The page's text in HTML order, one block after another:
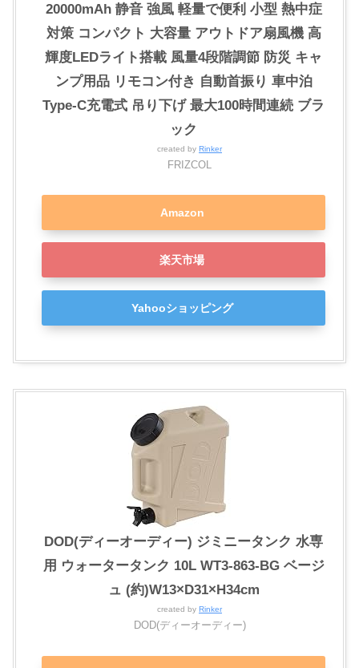
20000mAh 静音 強風 軽量で便利 小型 熱中症
対策 コンパクト 大容量 アウトドア扇風機 高
輝度LEDライト搭載 風量4段階調節 防災 キャ
ンプ用品 リモコン付き 自動首振り 車中泊
Type-C充電式 吊り下げ 最大100時間連続 ブラ
ック
created by Rinker
FRIZCOL
Amazon
楽天市場
Yahooショッピング
DOD(ディーオーディー) ジミニータンク 水専
用 ウォータータンク 10L WT3-863-BG ベージ
ュ (約)W13×D31×H34cm
created by Rinker
DOD(ディーオーディー)